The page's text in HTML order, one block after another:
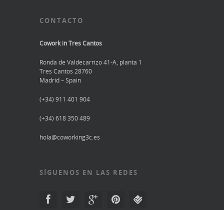
CONTACTO
Cowork in Tres Cantos
Ronda de Valdecarrizo 41-A, planta 1
Tres Cantos 28760
Madrid – Spain
(+34) 911 401 904
(+34) 618 350 489
hola@coworking3c.es
SÍGUENOS EN LAS REDES